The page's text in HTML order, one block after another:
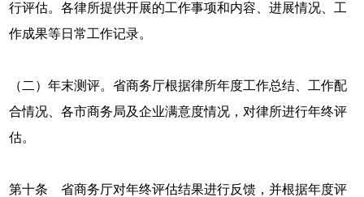
行评估。各律所提供开展的工作事项和内容、进展情况、工
作成果等日常工作记录。
（二）年末测评。省商务厅根据律所年度工作总结、工作配
合情况、各市商务局及企业满意度情况，对律所进行年终评
估。
第十条 省商务厅对年终评估结果进行反馈，并根据年度评